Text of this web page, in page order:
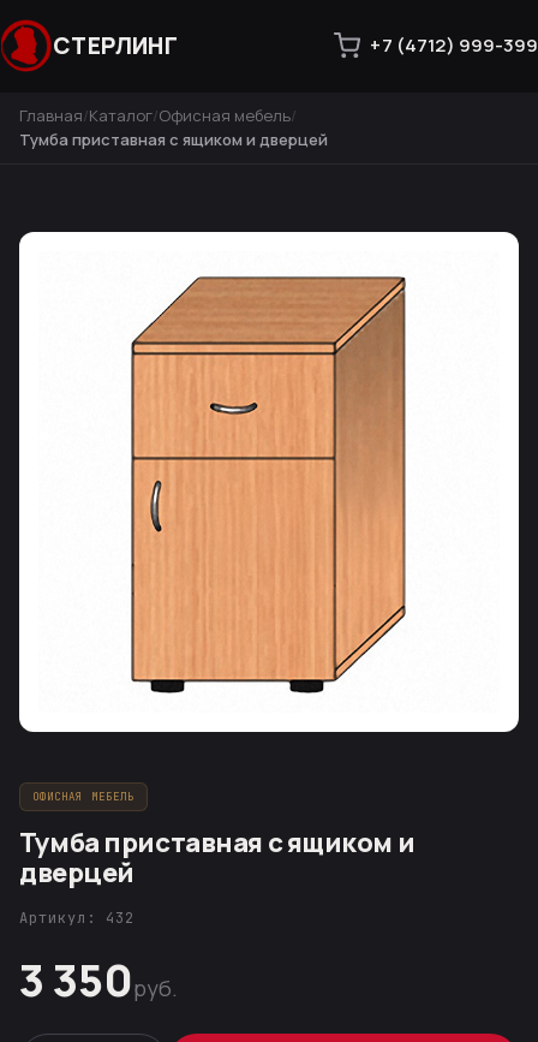
СТЕРЛИНГ +7 (4712) 999-399
Главная Каталог Офисная мебель
Тумба приставная с ящиком и дверцей
ОФИСНАЯ МЕБЕЛЬ
Тумба приставная с ящиком и
дверцей
Артикул: 432
3 350руб.